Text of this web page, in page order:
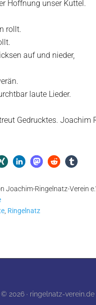
Hoffnung unser Kuttel.
rollt.
auf und nieder,
laute Lieder.
Gedrucktes. Joachim
Joachim-Ringelnatz-Verein
Ringelnatz
© 2026 · ringelnatz-verein.de